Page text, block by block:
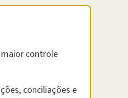
controle
conciliações e